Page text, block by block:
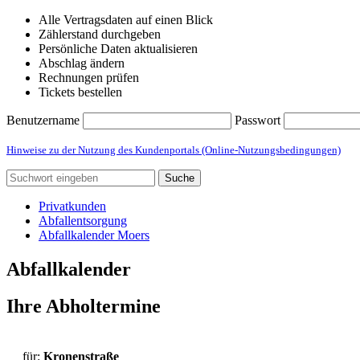
Alle Vertragsdaten auf einen Blick
Zählerstand durchgeben
Persönliche Daten aktualisieren
Abschlag ändern
Rechnungen prüfen
Tickets bestellen
Benutzername Passwort
Hinweise zu der Nutzung des Kundenportals (Online-Nutzungsbedingungen)
Suche
Privatkunden
Abfallentsorgung
Abfallkalender Moers
Abfallkalender
Ihre Abholtermine
für: Kronenstraße